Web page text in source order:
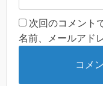
次回のコメント
名前、メールアド